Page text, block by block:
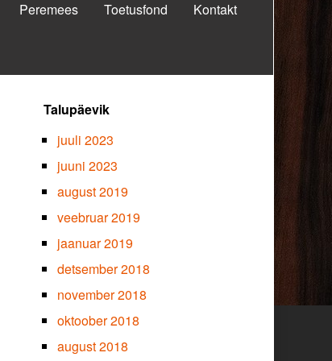
Peremees Toetusfond Kontakt
Primary
Sidebar
Talupäevik
juuli 2023
juuni 2023
august 2019
veebruar 2019
jaanuar 2019
detsember 2018
november 2018
oktoober 2018
august 2018